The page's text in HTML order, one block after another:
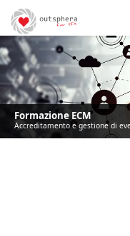
Formazione ECM
Accreditamento e gestione di